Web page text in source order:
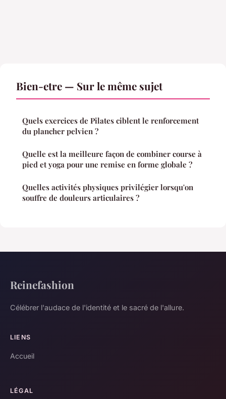
Bien-etre — Sur le même sujet
Quels exercices de Pilates ciblent le renforcement
du plancher pelvien ?
Quelle est la meilleure façon de combiner course à
pied et yoga pour une remise en forme globale ?
Quelles activités physiques privilégier lorsqu'on
souffre de douleurs articulaires ?
Reinefashion
Célébrer l'audace de l'identité et le sacré de l'allure.
LIENS
Accueil
LÉGAL